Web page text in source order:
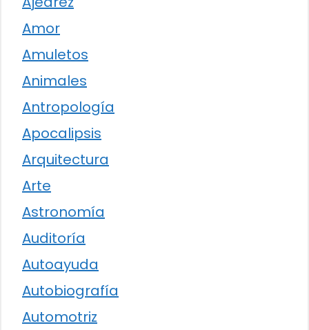
Amor
Amuletos
Animales
Antropología
Apocalipsis
Arquitectura
Arte
Astronomía
Auditoría
Autoayuda
Autobiografía
Automotriz